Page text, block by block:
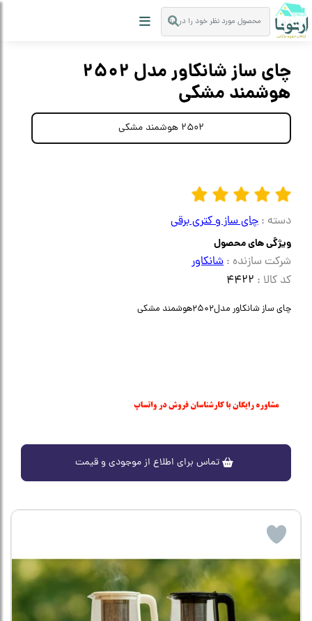
چای ساز شانکاور مدل 2502
هوشمند مشکی
2502 هوشمند مشکی
دسته : چای ساز و کتری برقی
ویژگی های محصول
شرکت سازنده : شانکاور
کد کالا : 4422
چای ساز شانکاور مدل2502هوشمند مشکی
تماس برای اطلاع از موجودی و قیمت